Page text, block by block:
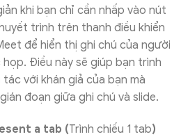
khi bạn chỉ cần nhấp vào nút
trình trên thanh điều khiển
để hiển thị ghi chú của người
Điều này sẽ giúp bạn trình
với khán giả của bạn mà
đoạn giữa ghi chú và slide.
a tab (Trình chiếu 1 tab)